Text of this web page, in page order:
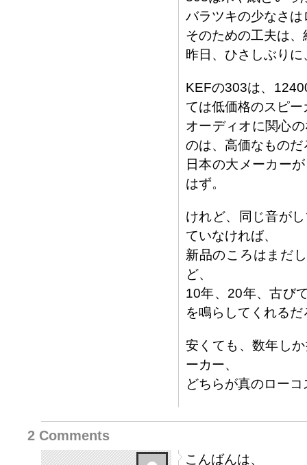
バラツキの少なさ
そのための工夫は
昨日、ひさしぶり
KEFの303は、
ては低価格のスピ
オーディオに関心
のは、高価なものだ
日本の大メーカー
はず。
けれど、同じ音が
ていなければ、
新品のころはまだ
ど、
10年、20年、古び
を鳴らしてくれるだ
安くても、数年し
ーカー、
どちらが真のロー
2 Comments
こんばんは、